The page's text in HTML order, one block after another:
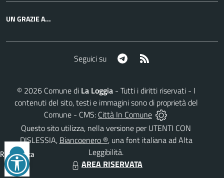
UN GRAZIE A...
Seguici su Telegram
© 2026Comune di La Loggia- Tutti i diritti riservati - I
contenuti del sito, testi e immagini sono di proprietà del
Comune - CMS: Città In Comune
Questo sito utilizza, nella versione per UTENTI CON
DISLESSIA, Biancoenero ®, una font italiana ad Alta
Leggibilità.
AREA RISERVATA
Reimposta
tutto